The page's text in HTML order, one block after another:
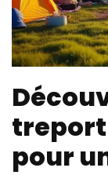
treport
pour